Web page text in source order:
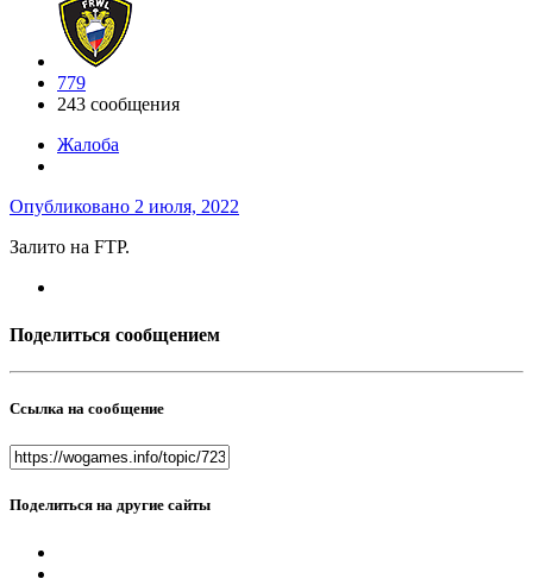
779
243 сообщения
Жалоба
Опубликовано 2 июля, 2022
Залито на FTP.
Поделиться сообщением
Ссылка на сообщение
Поделиться на другие сайты